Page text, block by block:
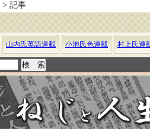
> 記事
山内氏英語連載 小池氏色連載 村上氏連